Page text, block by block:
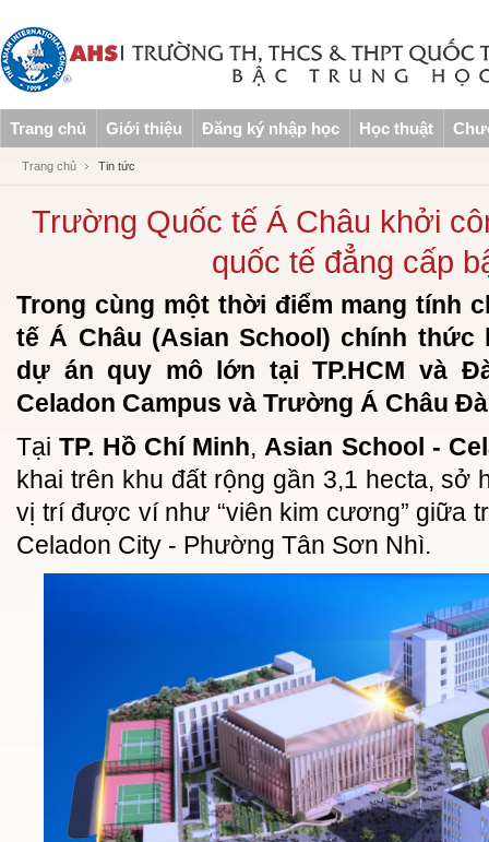
Trang chủ Giới thiệu Đăng ký nhập học Học thuật
Trang chủ Tin tức
Trường Quốc tế Á Châu khởi
quốc tế đẳng cấp
Trong cùng một thời điểm mang tính
tế Á Châu (Asian School) chính
dự án quy mô lớn tại TP.HCM và
Celadon Campus và Trường Á Châu
TạiTP. Hồ Chí Minh,Asian School -
khai trên khu đất rộng gần 3,1 hecta, sở
vị trí được ví như “viên kim cương” giữa
Celadon City - Phường Tân Sơn Nhì.